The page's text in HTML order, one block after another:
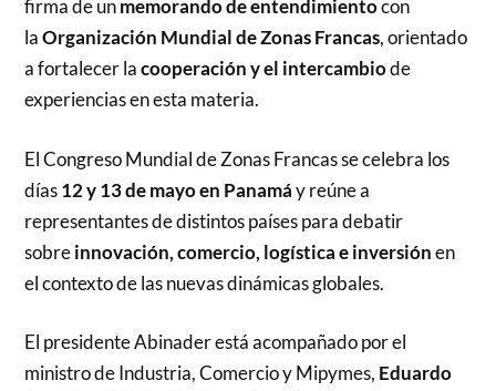
firma de unmemorando de entendimientocon
laOrganización Mundial de Zonas Francas, orientado
a fortalecer lacooperación y el intercambiode
experiencias en esta materia.
El Congreso Mundial de Zonas Francas se celebra los
días12 y 13 de mayo en Panamáy reúne a
representantes de distintos países para debatir
sobreinnovación, comercio, logística e inversiónen
el contexto de las nuevas dinámicas globales.
El presidente Abinader está acompañado por el
ministro de Industria, Comercio y Mipymes, Eduardo